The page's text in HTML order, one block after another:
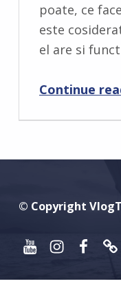
E
0
poate, ce
este
el are si
Continue
© Copyright
YoutubeInstagram